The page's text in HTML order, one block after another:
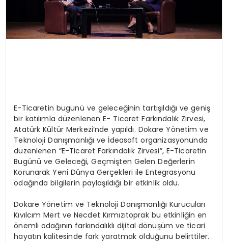
E-Ticaretin bugünü ve geleceğinin tartışıldığı ve geniş
bir katılımla düzenlenen E- Ticaret Farkındalık Zirvesi,
Atatürk Kültür Merkezi’nde yapıldı. Dokare Yönetim ve
Teknoloji Danışmanlığı ve İdeasoft organizasyonunda
düzenlenen “E-Ticaret Farkındalık Zirvesi”, E-Ticaretin
Bugünü ve Geleceği, Geçmişten Gelen Değerlerin
Korunarak Yeni Dünya Gerçekleri ile Entegrasyonu
odağında bilgilerin paylaşıldığı bir etkinlik oldu.
Dokare Yönetim ve Teknoloji Danışmanlığı Kurucuları
Kıvılcım Mert ve Necdet Kırmızıtoprak bu etkinliğin en
önemli odağının farkındalıklı dijital dönüşüm ve ticari
hayatın kalitesinde fark yaratmak olduğunu belirttiler.